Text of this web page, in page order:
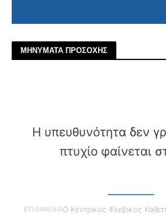
ΜΗΝΥΜΑΤΑ ΠΡΟΣΟΧΗΣ
Η υπευθυνότητα δεν
πτυχίο φαίνεται
ΕΠΟΜΕΝΟ